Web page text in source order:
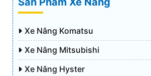
Xe Nâng Komatsu
Xe Nâng Mitsubishi
Xe Nâng Hyster